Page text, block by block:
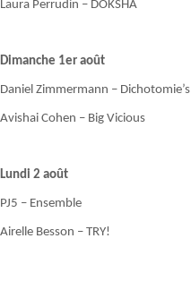
Laura Perrudin – DOKSHA
Dimanche 1er août
Daniel Zimmermann – Dichotomie’s
Avishai Cohen – Big Vicious
Lundi 2 août
PJ5 – Ensemble
Airelle Besson – TRY!